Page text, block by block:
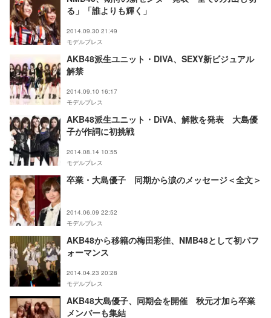
る」「誰よりも輝く」
2014.09.30 21:49
モデルプレス
AKB48派生ユニット・DIVA、SEXY新ビジュアル
解禁
2014.09.10 16:17
モデルプレス
AKB48派生ユニット・DiVA、解散を発表 大島優
子が作詞に初挑戦
2014.08.14 10:55
モデルプレス
卒業・大島優子 同期から涙のメッセージ＜全文＞
2014.06.09 22:52
モデルプレス
AKB48から移籍の梅田彩佳、NMB48として初パフ
ォーマンス
2014.04.23 20:28
モデルプレス
AKB48大島優子、同期会を開催 秋元才加ら卒業
メンバーも集結